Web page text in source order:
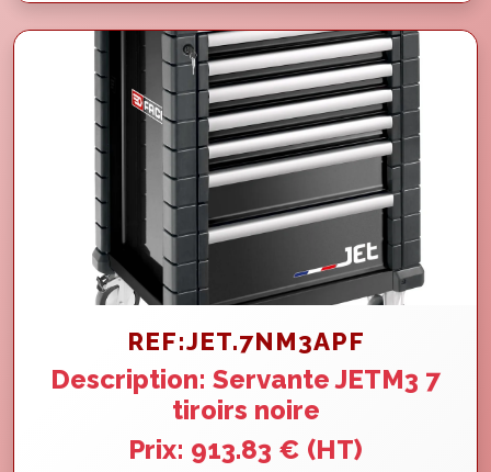
REF:JET.7NM3APF
Description: Servante JETM3 7
tiroirs noire
Prix: 913.83 € (HT)